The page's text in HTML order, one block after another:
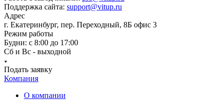
Поддержка сайта: support@vitup.ru
Адрес
г. Екатеринбург, пер. Переходный, 8Б офис 3
Режим работы
Будни: с 8:00 до 17:00
Сб и Вс - выходной
Подать заявку
Компания
О компании